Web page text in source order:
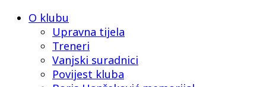
O klubu
Upravna tijela
Treneri
Vanjski suradnici
Povijest kluba